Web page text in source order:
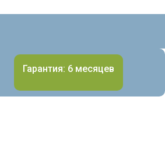
Гарантия: 6 месяцев